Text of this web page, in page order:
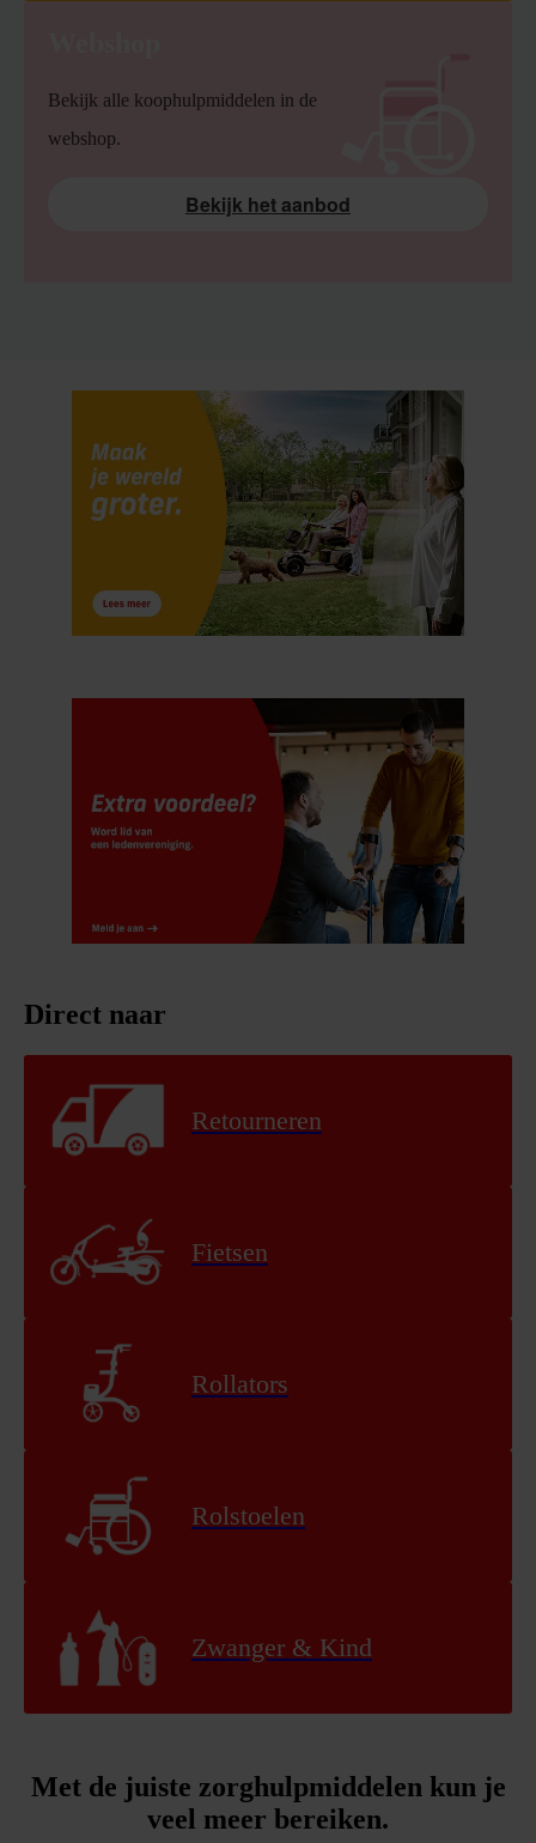
Bekijk alle koophulpmiddelen in de
webshop.
Bekijk het aanbod
Direct naar
Retourneren
Fietsen
Rollators
Rolstoelen
Zwanger & Kind
Met de juiste zorghulpmiddelen kun je
veel meer bereiken.